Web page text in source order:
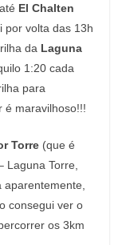
El Chalten
por volta das 13h
da Laguna
1:20 cada
para
é maravilhoso!!!
Torre (que é
Laguna Torre,
consegui ver o
os 3km